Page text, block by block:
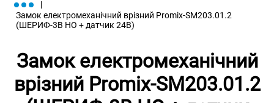
Замок електромеханічний врізний Promix-SM203.01.2
(ШЕРИФ-3В НО + датчик 24В)
Замок електромеханічний
врізний Promix-SM203.01.2